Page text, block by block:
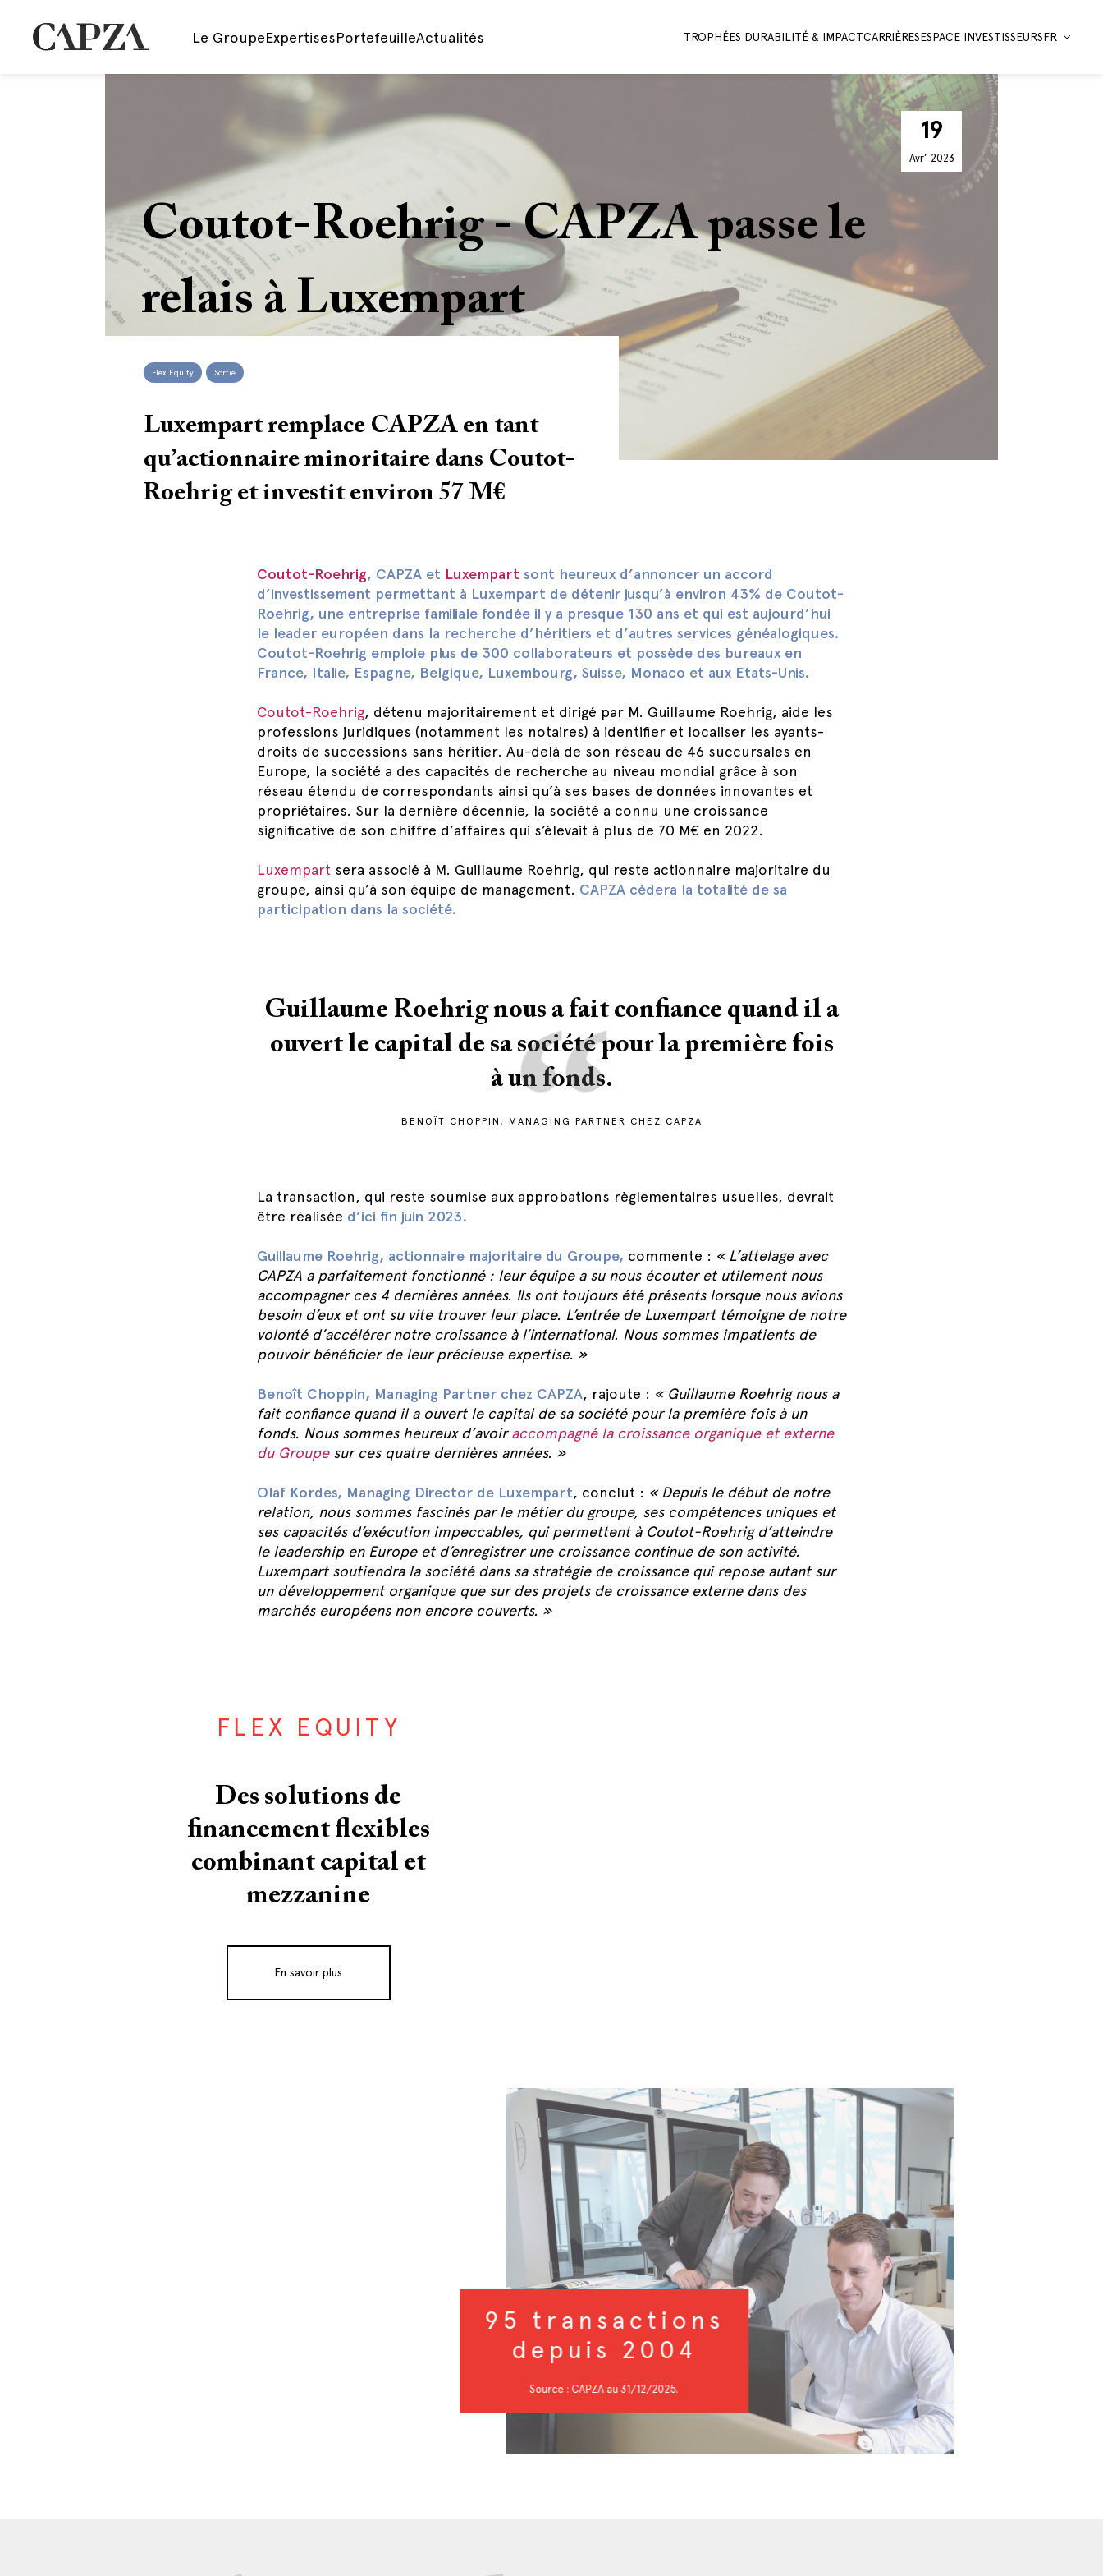
Le GroupeExpertisesPortefeuilleActualités TROPHÉES DURABILITÉ & IMPACTCARRIÈRESESPACE INVESTISSEURSFR
19
Avr’ 2023
Coutot-Roehrig - CAPZA passe le
relais à Luxempart
Flex Equity Sortie
Luxempart remplace CAPZA en tant
qu’actionnaire minoritaire dans Coutot-
Roehrig et investit environ 57 M€
Coutot-Roehrig, CAPZA et Luxempart sont heureux d’annoncer un accord
d’investissement permettant à Luxempart de détenir jusqu’à environ 43% de Coutot-
Roehrig, une entreprise familiale fondée il y a presque 130 ans et qui est aujourd’hui
le leader européen dans la recherche d’héritiers et d’autres services généalogiques.
Coutot-Roehrig emploie plus de 300 collaborateurs et possède des bureaux en
France, Italie, Espagne, Belgique, Luxembourg, Suisse, Monaco et aux Etats-Unis.
Coutot-Roehrig, détenu majoritairement et dirigé par M. Guillaume Roehrig, aide les
professions juridiques (notamment les notaires) à identifier et localiser les ayants-
droits de successions sans héritier. Au-delà de son réseau de 46 succursales en
Europe, la société a des capacités de recherche au niveau mondial grâce à son
réseau étendu de correspondants ainsi qu’à ses bases de données innovantes et
propriétaires. Sur la dernière décennie, la société a connu une croissance
significative de son chiffre d’affaires qui s’élevait à plus de 70 M€ en 2022.
Luxempart sera associé à M. Guillaume Roehrig, qui reste actionnaire majoritaire du
groupe, ainsi qu’à son équipe de management. CAPZA cèdera la totalité de sa
participation dans la société.
Guillaume Roehrig nous a fait confiance quand il a
ouvert le capital de sa société pour la première fois
à un fonds.
“
BENOÎT CHOPPIN, MANAGING PARTNER CHEZ CAPZA
La transaction, qui reste soumise aux approbations règlementaires usuelles, devrait
être réalisée d’ici fin juin 2023.
Guillaume Roehrig, actionnaire majoritaire du Groupe, commente : « L’attelage avec
CAPZA a parfaitement fonctionné : leur équipe a su nous écouter et utilement nous
accompagner ces 4 dernières années. Ils ont toujours été présents lorsque nous avions
besoin d’eux et ont su vite trouver leur place. L’entrée de Luxempart témoigne de notre
volonté d’accélérer notre croissance à l’international. Nous sommes impatients de
pouvoir bénéficier de leur précieuse expertise. »
Benoît Choppin, Managing Partner chez CAPZA, rajoute : « Guillaume Roehrig nous a
fait confiance quand il a ouvert le capital de sa société pour la première fois à un
fonds. Nous sommes heureux d’avoiraccompagné la croissance organique et externe
du Groupesur ces quatre dernières années. »
Olaf Kordes, Managing Director de Luxempart, conclut : « Depuis le début de notre
relation, nous sommes fascinés par le métier du groupe, ses compétences uniques et
ses capacités d’exécution impeccables, qui permettent à Coutot-Roehrig d’atteindre
le leadership en Europe et d’enregistrer une croissance continue de son activité.
Luxempart soutiendra la société dans sa stratégie de croissance qui repose autant sur
un développement organique que sur des projets de croissance externe dans des
marchés européens non encore couverts. »
FLEX EQUITY
Des solutions de
financement flexibles
combinant capital et
mezzanine
En savoir plus
95 transactions
depuis 2004
Source : CAPZA au 31/12/2025.